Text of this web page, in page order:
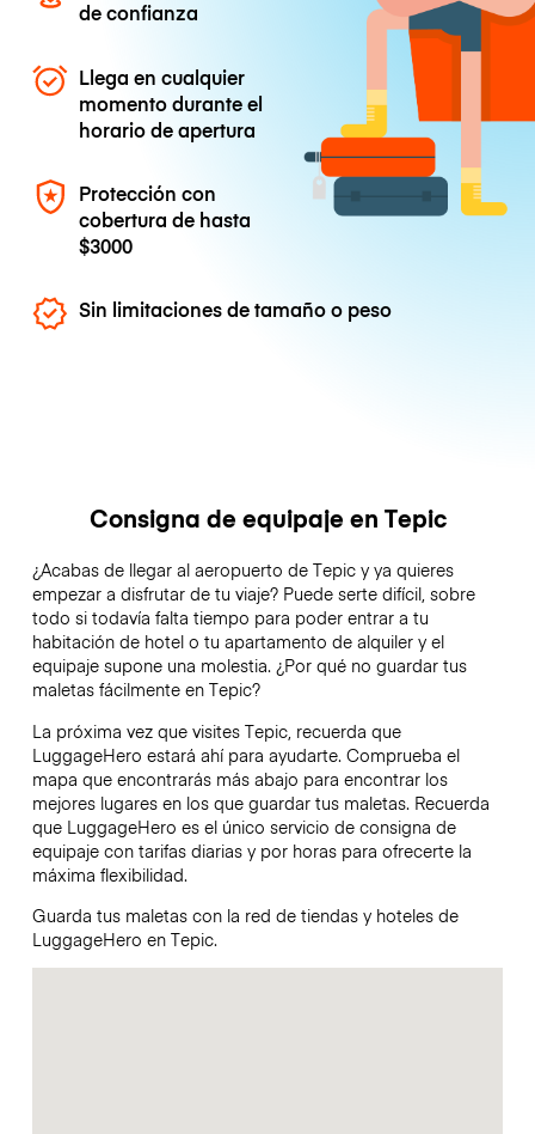
de confianza
Llega en cualquier
momento durante el
horario de apertura
Protección con
cobertura de hasta
$3000
Sin limitaciones de tamaño o peso
Consigna de equipaje en Tepic
¿Acabas de llegar al aeropuerto de Tepic y ya quieres
empezar a disfrutar de tu viaje? Puede serte difícil, sobre
todo si todavía falta tiempo para poder entrar a tu
habitación de hotel o tu apartamento de alquiler y el
equipaje supone una molestia. ¿Por qué no guardar tus
maletas fácilmente en Tepic?
La próxima vez que visites Tepic, recuerda que
LuggageHero estará ahí para ayudarte. Comprueba el
mapa que encontrarás más abajo para encontrar los
mejores lugares en los que guardar tus maletas. Recuerda
que LuggageHero es el único servicio de consigna de
equipaje con tarifas diarias y por horas para ofrecerte la
máxima flexibilidad.
Guarda tus maletas con la red de tiendas y hoteles de
LuggageHero en Tepic.